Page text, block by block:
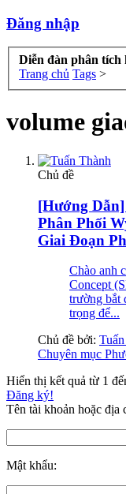
Đăng nhập
Diễn đàn phân
Trang chủ Tags >
volume
Chủ đề
[Hướng
Phân Phối
Giai Đoạn
Chào anh
Concept
trường bắt
trọng để...
Chủ đề bởi:
Chuyên mục
Hiển thị kết quả từ 1
Đăng ký!
Tên tài khoản hoặc địa
Mật khẩu: